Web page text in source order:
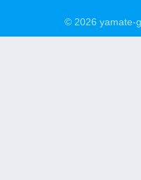
© 2026 yamate-